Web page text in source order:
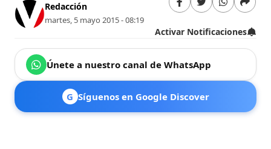
Redacción
martes, 5 mayo 2015 - 08:19
Activar Notificaciones
Únete a nuestro canal de WhatsApp
G Síguenos en Google Discover